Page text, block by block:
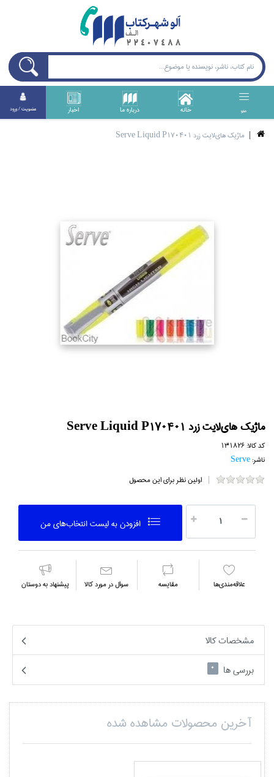
منو خانه درباره ما اخبار عضويت / ورود
ماژيك هاي‌لايت زرد Serve Liquid P170401
ماژيك هاي‌لايت زرد Serve Liquid P170401
کد کالا:131826
ناشر:Serve
اولین نظر برای این محصول
افزودن به ليست انتخاب‌هاي من
علاقه‌مندي‌ها مقايسه سوال در مورد كالا پیشنهاد به دوستان
مشخصات کالا
بررسی ها
0
آخرین محصولات مشاهده شده